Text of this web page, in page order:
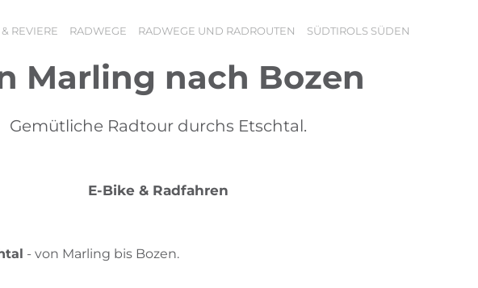
REVIERE RADWEGE RADWEGE UND RADROUTEN SÜDTIROLS SÜDEN
Marling nach Bozen
Gemütliche Radtour durchs Etschtal.
E-Bike & Radfahren
- von Marling bis Bozen.